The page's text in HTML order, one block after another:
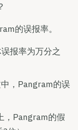
的误报率。
报率为万分之
，Pangram的误
，Pangram的假